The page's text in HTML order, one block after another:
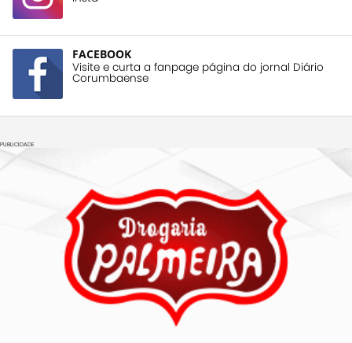
FACEBOOK
Visite e curta a fanpage página do jornal Diário
Corumbaense
PUBLICIDADE